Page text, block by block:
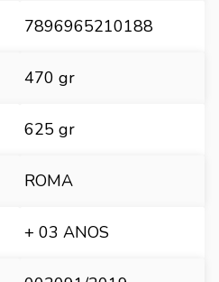
7896965210188
470 gr
625 gr
ROMA
+ 03 ANOS